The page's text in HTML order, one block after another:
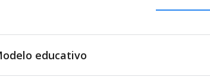
educativo